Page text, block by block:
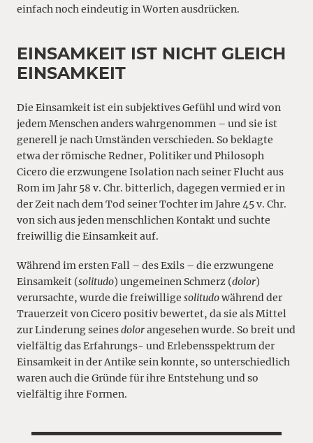
einfach noch eindeutig in Worten ausdrücken.
EINSAMKEIT IST NICHT GLEICH
EINSAMKEIT
Die Einsamkeit ist ein subjektives Gefühl und wird von
jedem Menschen anders wahrgenommen – und sie ist
generell je nach Umständen verschieden. So beklagte
etwa der römische Redner, Politiker und Philosoph
Cicero die erzwungene Isolation nach seiner Flucht aus
Rom im Jahr 58 v. Chr. bitterlich, dagegen vermied er in
der Zeit nach dem Tod seiner Tochter im Jahre 45 v. Chr.
von sich aus jeden menschlichen Kontakt und suchte
freiwillig die Einsamkeit auf.
Während im ersten Fall – des Exils – die erzwungene
Einsamkeit (solitudo) ungemeinen Schmerz (dolor)
verursachte, wurde die freiwillige solitudowährend der
Trauerzeit von Cicero positiv bewertet, da sie als Mittel
zur Linderung seinesdolorangesehen wurde. So breit und
vielfältig das Erfahrungs- und Erlebensspektrum der
Einsamkeit in der Antike sein konnte, so unterschiedlich
waren auch die Gründe für ihre Entstehung und so
vielfältig ihre Formen.